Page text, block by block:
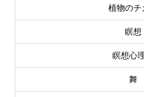
植物のチ
瞑想
瞑想心
舞